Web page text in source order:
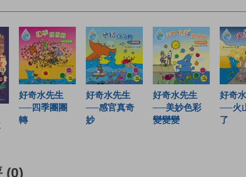
好奇水先生
──四季團團
轉
好奇水先生
──感官真奇
妙
好奇水先生
──美妙色彩
變變變
好奇
──火
了
(0)